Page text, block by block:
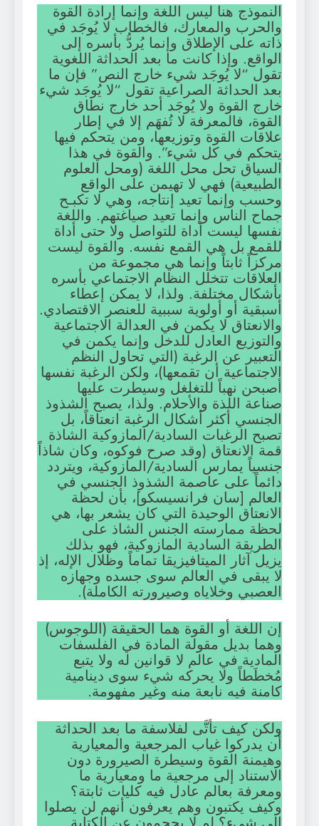
النموذج هنا ليس اللغة وإنما إرادة القوة
والحرب والمعارك، فالخطاب لا يُوجَد في
ذاته على الإطلاق وإنما يُردُّ بأسره إلى
الواقع. وإذا كانت ما بعد الحداثة اللغوية
تقول “لا يُوجَد شيء خارج النص” فإن ما
بعد الحداثة الصراعية تقول “لا يُوجَد شيء
خارج القوة ولا يُوجَد أحد خارج نطاق
القوة، فالمعرفة لا تُفهَم إلا في إطار
علاقات القوة وتوزيعها، ومن يتحكم فيها
يتحكم في كل شيء”. والقوة في هذا
السياق تحل محل اللغة (ومحل العلوم
الطبيعية) فهي لا تهيمن على الواقع
وحسب وإنما تعيد إنتاجه، وهي لا تكبـح
جماح الناس وإنما تعيد صياغتهم. واللغة
نفسها ليست أداة للتواصل ولا حتى أداة
للقمع بل هي القمع نفسه. والقوة ليست
مركزاً ثابتاً وإنما هي مجموعة من
العلاقات تتخلل النظام الاجتماعي بأسره
بأشكال مختلفة. ولذا، لا يمكن إعطاء
أسبقية أو أولوية سببية للعنصر الاقتصادي.
والانعتاق لا يكمن في العدالة الاجتماعية
والتوزيع العادل للدخل وإنما يكمن في
التعبير عن الرغبة (التي تحاول النظم
الاجتماعية أن تقمعها)، ولكن الرغبة نفسها
أصبحن نهباً للتغلغل وسيطرت عليها
صناعة اللذة والأحلام. ولذا، يصبح الشذوذ
الجنسي أكثر أشكال الرغبة انعتاقاً، بل
تصبح الرغبات السادية/المازوكية الشاذة
قمة الانعتاق (وقد صرح فوكوه، وكان شاذاً
جنسياً يمارس السادية/المازوكية، ويتردد
دائماً على عاصمة الشذوذ الجنسي في
العالم [سان فرانسيسكو]، بأن لحظة
الانعتاق الوحيدة التي كان يشعر بها، هي
لحظة ممارسته الجنس الشاذ على
الطريقة السادية المازوكية، فهو بذلك
يزيل آثار الميتافيزيقا تماماً وظلال الإله، إذ
لا يبقى في العالم سوى جسده وجهازه
العصبي وخلاياه وصيرورته الكاملة).
إن اللغة أو القوة هما الحقيقة (اللوجوس)
وهما بديل مقولة المادة في الفلسفات
المادية في عالم لا قوانين له ولا يتبع
مُخطَطاً ولا يحركه شيء سوى دينامية
كامنة فيه نابعة منه وغير مفهومة.
ولكن كيف تأتَّى لفلاسفة ما بعد الحداثة
أن يدركوا غياب المرجعية والمعيارية
وهيمنة القوة وسيطرة الصيرورة دون
الاستناد إلى مرجعية ما ومعيارية ما
ومعرفة بعالم عادل فيه كليات ثابتة؟
وكيف يكتبون وهم يعرفون أنهم لن يصلوا